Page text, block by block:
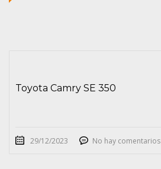
Toyota Camry SE 350
29/12/2023 No hay comentarios